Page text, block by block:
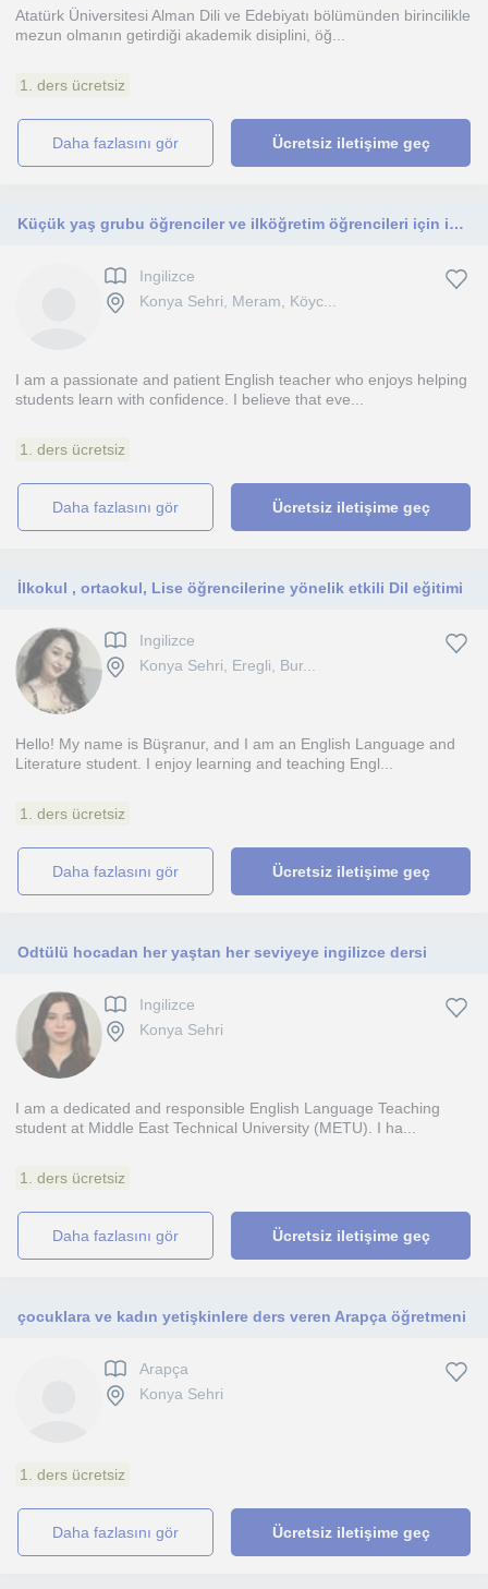
Atatürk Üniversitesi Alman Dili ve Edebiyatı bölümünden birincilikle
mezun olmanın getirdiği akademik disiplini, öğ...
1. ders ücretsiz
daha fazlasını gör Ücretsiz iletişime geç
Küçük yaş grubu öğrenciler ve ilköğretim öğrencileri için ingilizce dersi vermekteyimdir
Ingilizce
Konya Sehri, Meram, Köyc...
I am a passionate and patient English teacher who enjoys helping
students learn with confidence. I believe that eve...
1. ders ücretsiz
daha fazlasını gör Ücretsiz iletişime geç
İlkokul , ortaokul, Lise öğrencilerine yönelik etkili Dil eğitimi
Ingilizce
Konya Sehri, Eregli, Bur...
Hello! My name is Büşranur, and I am an English Language and
Literature student. I enjoy learning and teaching Engl...
1. ders ücretsiz
daha fazlasını gör Ücretsiz iletişime geç
Odtülü hocadan her yaştan her seviyeye ingilizce dersi
Ingilizce
Konya Sehri
I am a dedicated and responsible English Language Teaching
student at Middle East Technical University (METU). I ha...
1. ders ücretsiz
daha fazlasını gör Ücretsiz iletişime geç
çocuklara ve kadın yetişkinlere ders veren Arapça öğretmeni
Arapça
Konya Sehri
1. ders ücretsiz
daha fazlasını gör Ücretsiz iletişime geç